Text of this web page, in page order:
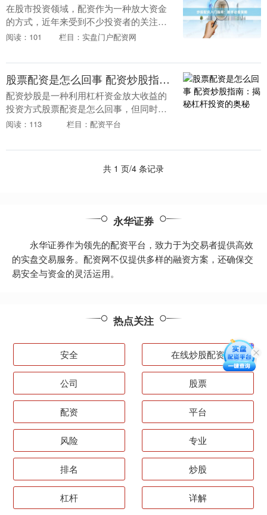
在股市投资领域，配资作为一种放大资金
的方式，近年来受到不少投资者的关注。
对于刚接触这一概念的新手来说，理解配
将为您系统梳理炒....
阅读：101 栏目：实盘门户配资网
股票配资是怎么回事 配资炒股指南：揭秘杠杆投资的奥秘
配资炒股是一种利用杠杆资金放大收益的
投资方式股票配资是怎么回事，但同时也
伴随着更高的风险。对于想要尝试配资炒
重要。 * **....
阅读：113 栏目：配资平台
共 1 页/4 条记录
永华证券
永华证券作为领先的配资平台，致力于为交易者提供高效
的实盘交易服务。配资网不仅提供多样的融资方案，还确保交
易安全与资金的灵活运用。
热点关注
安全 在线炒股配资
公司 股票
配资 平台
风险 专业
排名 炒股
杠杆 详解